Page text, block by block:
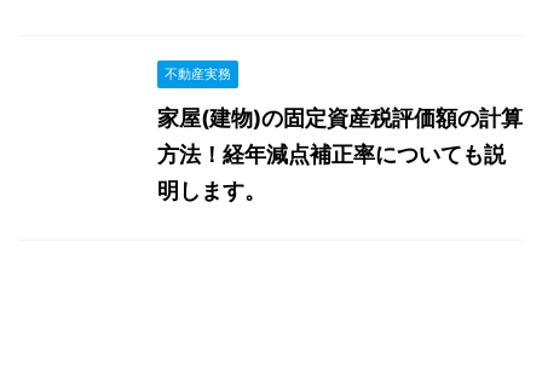
不動産実務
家屋(建物)の固定資産税評価額の計算
方法！経年減点補正率についても説
明します。